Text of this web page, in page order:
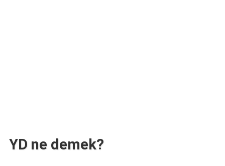
YD ne demek?